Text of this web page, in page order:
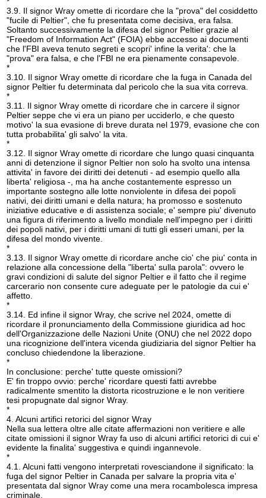
3.9. Il signor Wray omette di ricordare che la "prova" del cosiddetto
"fucile di Peltier", che fu presentata come decisiva, era falsa.
Soltanto successivamente la difesa del signor Peltier grazie al
"Freedom of Information Act" (FOIA) ebbe accesso ai documenti
che l'FBI aveva tenuto segreti e scopri' infine la verita': che la
"prova" era falsa, e che l'FBI ne era pienamente consapevole.
*
3.10. Il signor Wray omette di ricordare che la fuga in Canada del
signor Peltier fu determinata dal pericolo che la sua vita correva.
*
3.11. Il signor Wray omette di ricordare che in carcere il signor
Peltier seppe che vi era un piano per ucciderlo, e che questo
motivo' la sua evasione di breve durata nel 1979, evasione che con
tutta probabilita' gli salvo' la vita.
*
3.12. Il signor Wray omette di ricordare che lungo quasi cinquanta
anni di detenzione il signor Peltier non solo ha svolto una intensa
attivita' in favore dei diritti dei detenuti - ad esempio quello alla
liberta' religiosa -, ma ha anche costantemente espresso un
importante sostegno alle lotte nonviolente in difesa dei popoli
nativi, dei diritti umani e della natura; ha promosso e sostenuto
iniziative educative e di assistenza sociale; e' sempre piu' divenuto
una figura di riferimento a livello mondiale nell'impegno per i diritti
dei popoli nativi, per i diritti umani di tutti gli esseri umani, per la
difesa del mondo vivente.
*
3.13. Il signor Wray omette di ricordare anche cio' che piu' conta in
relazione alla concessione della "liberta' sulla parola": ovvero le
gravi condizioni di salute del signor Peltier e il fatto che il regime
carcerario non consente cure adeguate per le patologie da cui e'
affetto.
*
3.14. Ed infine il signor Wray, che scrive nel 2024, omette di
ricordare il pronunciamento della Commissione giuridica ad hoc
dell'Organizzazione delle Nazioni Unite (ONU) che nel 2022 dopo
una ricognizione dell'intera vicenda giudiziaria del signor Peltier ha
concluso chiedendone la liberazione.
*
In conclusione: perche' tutte queste omissioni?
E' fin troppo ovvio: perche' ricordare questi fatti avrebbe
radicalmente smentito la distorta ricostruzione e le non veritiere
tesi propugnate dal signor Wray.
*
4. Alcuni artifici retorici del signor Wray
Nella sua lettera oltre alle citate affermazioni non veritiere e alle
citate omissioni il signor Wray fa uso di alcuni artifici retorici di cui e'
evidente la finalita' suggestiva e quindi ingannevole.
*
4.1. Alcuni fatti vengono interpretati rovesciandone il significato: la
fuga del signor Peltier in Canada per salvare la propria vita e'
presentata dal signor Wray come una mera rocambolesca impresa
criminale.